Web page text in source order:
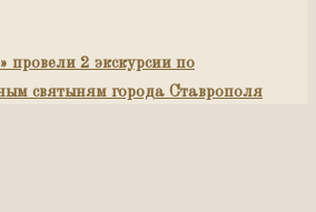
провели 2 экскурсии по
святыням города Ставрополя